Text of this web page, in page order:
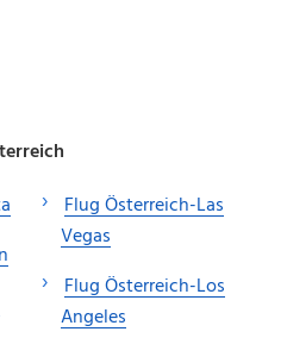
Flug Österreich-Las
Vegas
Flug Österreich-Los
Angeles